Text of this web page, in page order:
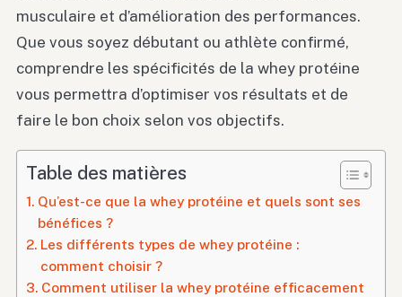
musculaire et d’amélioration des performances.
Que vous soyez débutant ou athlète confirmé,
comprendre les spécificités de la whey protéine
vous permettra d’optimiser vos résultats et de
faire le bon choix selon vos objectifs.
Table des matières
Qu’est-ce que la whey protéine et quels sont ses
bénéfices ?
Les différents types de whey protéine :
comment choisir ?
Comment utiliser la whey protéine efficacement